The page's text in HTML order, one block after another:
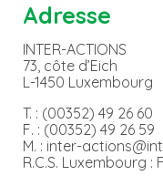
Adresse
INTER-ACTIONS
73, côte d’Eich
L-1450 Luxembourg
T. : (00352) 49 26 60
F. : (00352) 49 26 59
M. : inter-
R.C.S. Luxembourg :